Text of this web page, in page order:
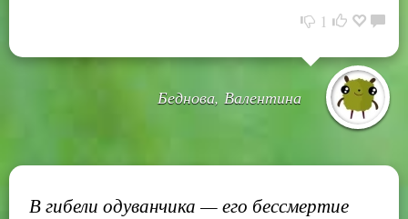
1
Беднова, Валентина
В гибели одуванчика — его бессмертие